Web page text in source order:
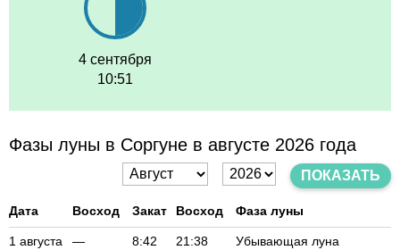
4 сентября
10:51
Фазы луны в Соргуне в августе 2026 года
ПОКАЗАТЬ
Дата Восход Закат Восход Фаза луны
1 августа — 8:42 21:38
Убывающая луна